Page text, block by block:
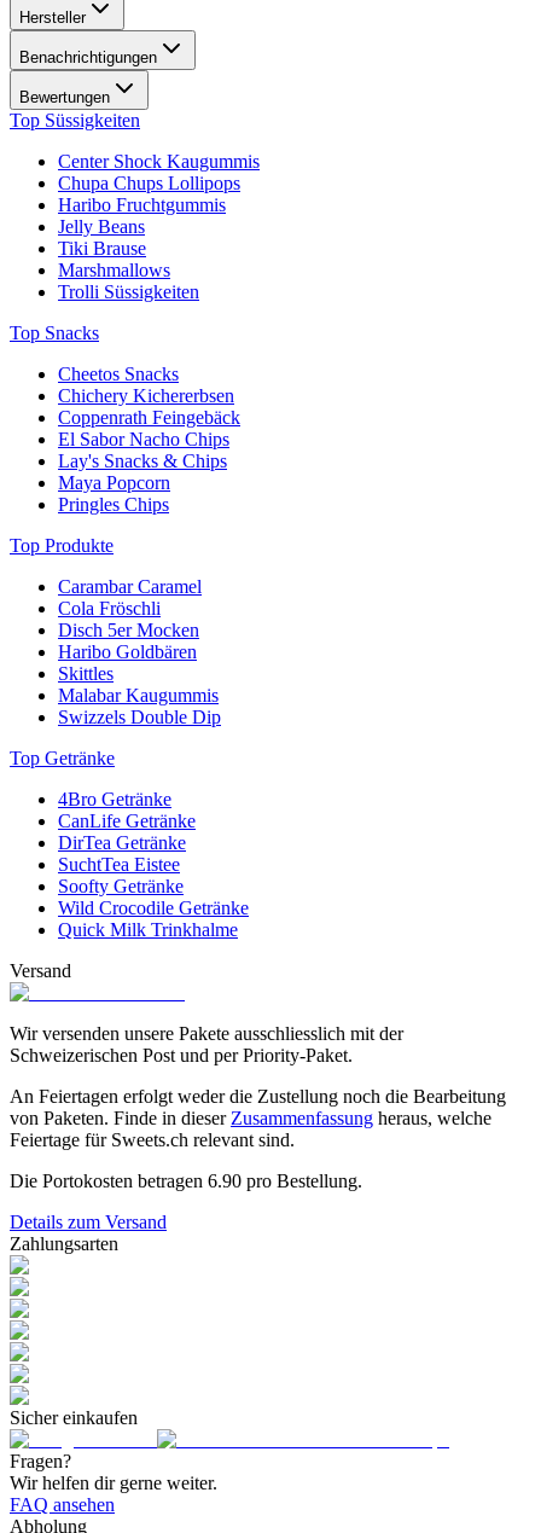
Hersteller
Benachrichtigungen
Bewertungen
Top Süssigkeiten
Center Shock Kaugummis
Chupa Chups Lollipops
Haribo Fruchtgummis
Jelly Beans
Tiki Brause
Marshmallows
Trolli Süssigkeiten
Top Snacks
Cheetos Snacks
Chichery Kichererbsen
Coppenrath Feingebäck
El Sabor Nacho Chips
Lay's Snacks & Chips
Maya Popcorn
Pringles Chips
Top Produkte
Carambar Caramel
Cola Fröschli
Disch 5er Mocken
Haribo Goldbären
Skittles
Malabar Kaugummis
Swizzels Double Dip
Top Getränke
4Bro Getränke
CanLife Getränke
DirTea Getränke
SuchtTea Eistee
Soofty Getränke
Wild Crocodile Getränke
Quick Milk Trinkhalme
Versand
Wir versenden unsere Pakete ausschliesslich mit der
Schweizerischen Post und per Priority-Paket.
An Feiertagen erfolgt weder die Zustellung noch die Bearbeitung
von Paketen. Finde in dieser Zusammenfassung heraus, welche
Feiertage für Sweets.ch relevant sind.
Die Portokosten betragen 6.90 pro Bestellung.
Details zum Versand
Zahlungsarten
Sicher einkaufen
Fragen?
Wir helfen dir gerne weiter.
FAQ ansehen
Abholung